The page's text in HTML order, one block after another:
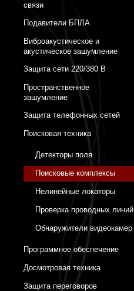
связи
Подавители БПЛА
Виброакустическое и
акустическое зашумление
Защита сети 220/380 В
Пространственное
зашумление
Защита телефонных сетей
Поисковая техника
Детекторы поля
Поисковые комплексы
Нелинейные локаторы
Проверка проводных линий
Обнаружители видеокамер
Программное обеспечение
Досмотровая техника
Защита переговоров